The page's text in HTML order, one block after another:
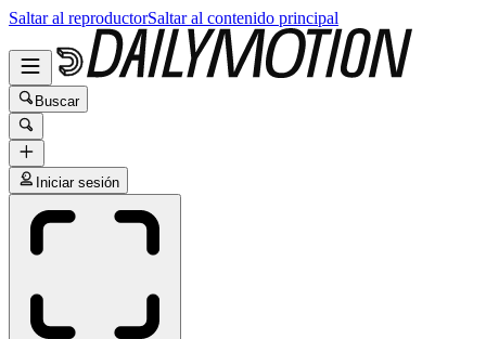
Saltar al reproductorSaltar al contenido principal
Buscar
Iniciar sesión